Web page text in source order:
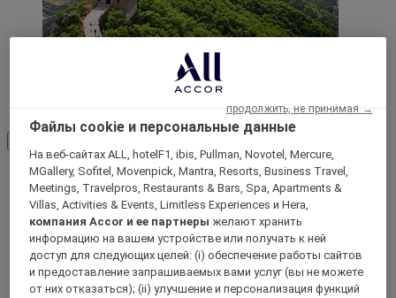
Файлы cookie и персональные данные
На веб-сайтах ALL, hotelF1, ibis, Pullman, Novotel, Mercure,
MGallery, Sofitel, Movenpick, Mantra, Resorts, Business Travel,
Meetings, Travelpros, Restaurants & Bars, Spa, Apartments &
Villas, Activities & Events, Limitless Experiences и Hera,
компания Accor и ее партнеры желают хранить
информацию на вашем устройстве или получать к ней
доступ для следующих целей: (i) обеспечение работы сайтов
и предоставление запрашиваемых вами услуг (вы не можете
от них отказаться); (ii) улучшение и персонализация функций
продолжить, не принимая →